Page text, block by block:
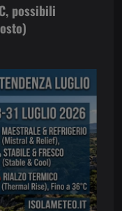
possibili